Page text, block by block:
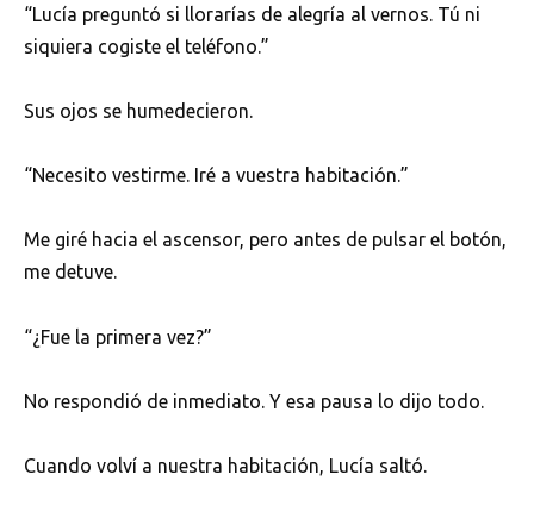
“Lucía preguntó si llorarías de alegría al vernos. Tú ni
siquiera cogiste el teléfono.”
Sus ojos se humedecieron.
“Necesito vestirme. Iré a vuestra habitación.”
Me giré hacia el ascensor, pero antes de pulsar el botón,
me detuve.
“¿Fue la primera vez?”
No respondió de inmediato. Y esa pausa lo dijo todo.
Cuando volví a nuestra habitación, Lucía saltó.